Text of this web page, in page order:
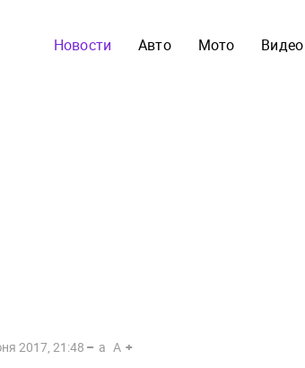
Новости Авто Мото Видео
2017, 21:48 a A